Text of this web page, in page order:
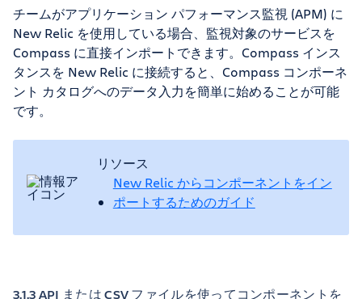
チームがアプリケーション パフォーマンス監視 (APM) に
New Relic を使用している場合、監視対象のサービスを
Compass に直接インポートできます。Compass インス
タンスを New Relic に接続すると、Compass コンポーネ
ント カタログへのデータ入力を簡単に始めることが可能
です。
リソース
New Relic からコンポーネントをイン
ポートするためのガイド
3.1.3 API または CSV ファイルを使ってコンポーネントを